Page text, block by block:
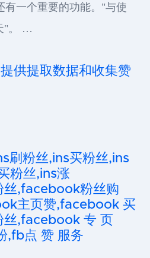
有一个重要的功能。"与使
"。 …
供提取数据和收集赞
刷粉丝,ins买粉丝,ins
粉丝,ins涨
,facebook粉丝购
主页赞,facebook 买
,facebook 专 页
,fb点 赞 服务